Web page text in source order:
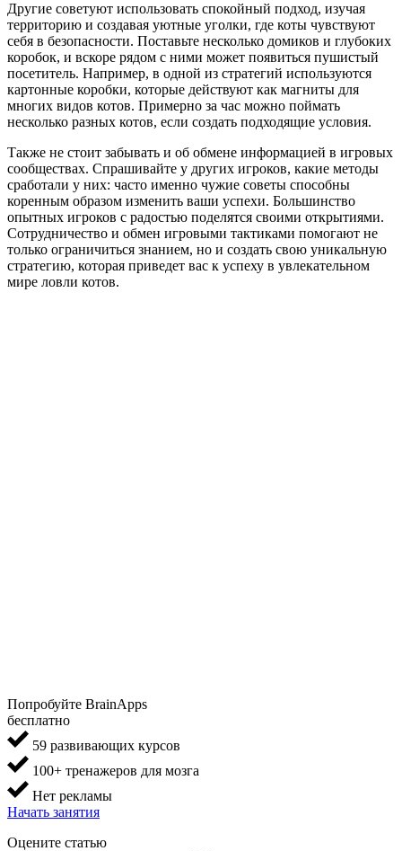
Другие советуют использовать спокойный подход, изучая
территорию и создавая уютные уголки, где коты чувствуют
себя в безопасности. Поставьте несколько домиков и глубоких
коробок, и вскоре рядом с ними может появиться пушистый
посетитель. Например, в одной из стратегий используются
картонные коробки, которые действуют как магниты для
многих видов котов. Примерно за час можно поймать
несколько разных котов, если создать подходящие условия.
Также не стоит забывать и об обмене информацией в игровых
сообществах. Спрашивайте у других игроков, какие методы
сработали у них: часто именно чужие советы способны
коренным образом изменить ваши успехи. Большинство
опытных игроков с радостью поделятся своими открытиями.
Сотрудничество и обмен игровыми тактиками помогают не
только ограничиться знанием, но и создать свою уникальную
стратегию, которая приведет вас к успеху в увлекательном
мире ловли котов.
Попробуйте BrainApps
бесплатно
59 развивающих курсов
100+ тренажеров для мозга
Нет рекламы
Начать занятия
Оцените статью